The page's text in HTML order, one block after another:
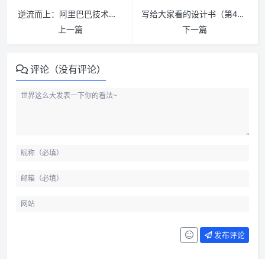
逆流而上：阿里巴巴技术成长之路 PDF下载
上一篇
写给大家看的设计书（第4版）PDF下载
下一篇
评论（没有评论）
发布评论